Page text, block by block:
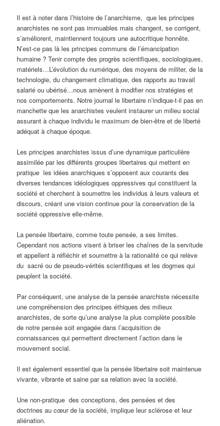
Il est à noter dans l’histoire de l’anarchisme, que les principes
anarchistes ne sont pas immuables mais changent, se corrigent,
s’améliorent, maintiennent toujours une autocritique honnête.
N’est-ce pas là les principes communs de l’émancipation
humaine ? Tenir compte des progrès scientifiques, sociologiques,
matériels…L’évolution du numérique, des moyens de militer, de la
technologie, du changement climatique, des rapports au travail
salarié ou ubérisé…nous amènent à modifier nos stratégies et
nos comportements. Notre journal le libertaire n’indique-t-il pas en
manchette que les anarchistes veulent instaurer un milieu social
assurant à chaque individu le maximum de bien-être et de liberté
adéquat à chaque époque.
Les principes anarchistes issus d’une dynamique particulière
assimilée par les différents groupes libertaires qui mettent en
pratique les idées anarchiques s’opposent aux courants des
diverses tendances idéologiques oppressives qui constituent la
société et cherchent à soumettre les individus à leurs valeurs et
discours, créant une vision continue pour la conservation de la
société oppressive elle-même.
La pensée libertaire, comme toute pensée, a ses limites.
Cependant nos actions visent à briser les chaînes de la servitude
et appellent à réfléchir et soumettre à la rationalité ce qui relève
du sacré ou de pseudo-vérités scientifiques et les dogmes qui
peuplent la société.
Par conséquent, une analyse de la pensée anarchiste nécessite
une compréhension des principes éthiques des milieux
anarchistes, de sorte qu’une analyse la plus complète possible
de notre pensée soit engagée dans l’acquisition de
connaissances qui permettent directement l’action dans le
mouvement social.
Il est également essentiel que la pensée libertaire soit maintenue
vivante, vibrante et saine par sa relation avec la société.
Une non-pratique des conceptions, des pensées et des
doctrines au cœur de la société, implique leur sclérose et leur
aliénation.